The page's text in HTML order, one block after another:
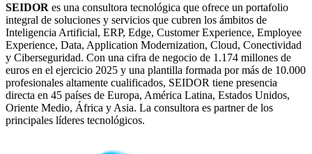
SEIDOR es una consultora tecnológica que ofrece un portafolio
integral de soluciones y servicios que cubren los ámbitos de
Inteligencia Artificial, ERP, Edge, Customer Experience, Employee
Experience, Data, Application Modernization, Cloud, Conectividad
y Ciberseguridad. Con una cifra de negocio de 1.174 millones de
euros en el ejercicio 2025 y una plantilla formada por más de 10.000
profesionales altamente cualificados, SEIDOR tiene presencia
directa en 45 países de Europa, América Latina, Estados Unidos,
Oriente Medio, África y Asia. La consultora es partner de los
principales líderes tecnológicos.